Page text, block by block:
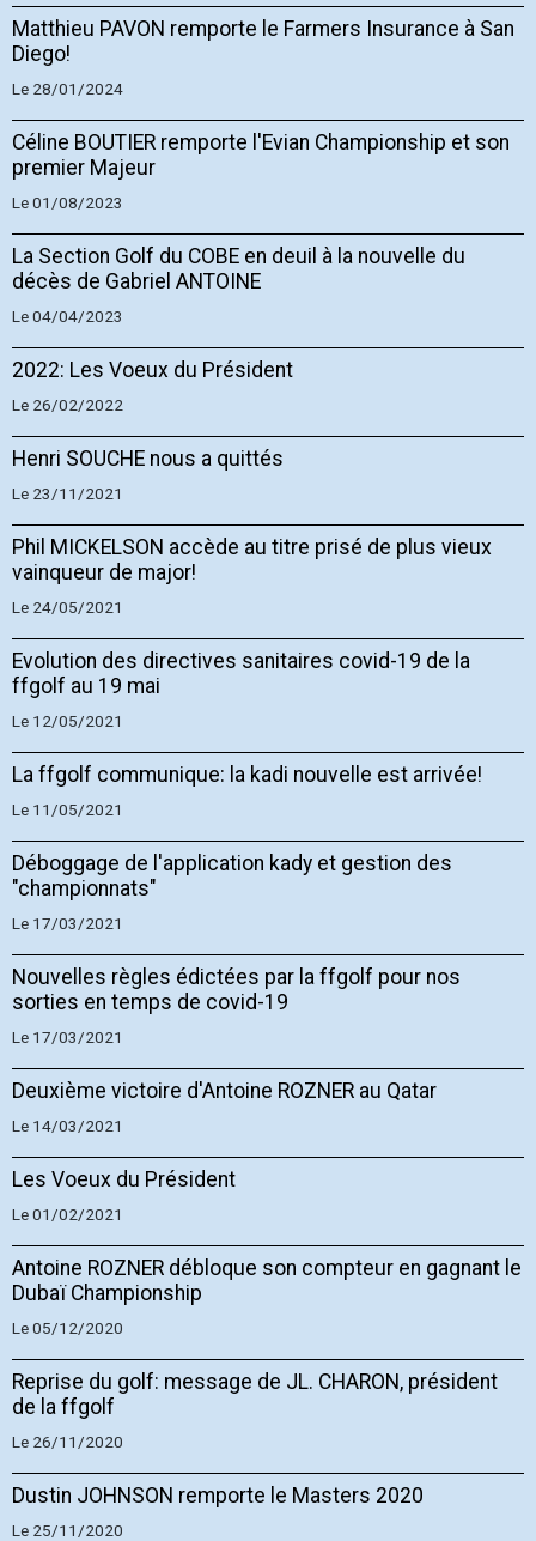
Matthieu PAVON remporte le Farmers Insurance à San
Diego!
Le 28/01/2024
Céline BOUTIER remporte l'Evian Championship et son
premier Majeur
Le 01/08/2023
La Section Golf du COBE en deuil à la nouvelle du
décès de Gabriel ANTOINE
Le 04/04/2023
2022: Les Voeux du Président
Le 26/02/2022
Henri SOUCHE nous a quittés
Le 23/11/2021
Phil MICKELSON accède au titre prisé de plus vieux
vainqueur de major!
Le 24/05/2021
Evolution des directives sanitaires covid-19 de la
ffgolf au 19 mai
Le 12/05/2021
La ffgolf communique: la kadi nouvelle est arrivée!
Le 11/05/2021
Déboggage de l'application kady et gestion des
"championnats"
Le 17/03/2021
Nouvelles règles édictées par la ffgolf pour nos
sorties en temps de covid-19
Le 17/03/2021
Deuxième victoire d'Antoine ROZNER au Qatar
Le 14/03/2021
Les Voeux du Président
Le 01/02/2021
Antoine ROZNER débloque son compteur en gagnant le
Dubaï Championship
Le 05/12/2020
Reprise du golf: message de JL. CHARON, président
de la ffgolf
Le 26/11/2020
Dustin JOHNSON remporte le Masters 2020
Le 25/11/2020